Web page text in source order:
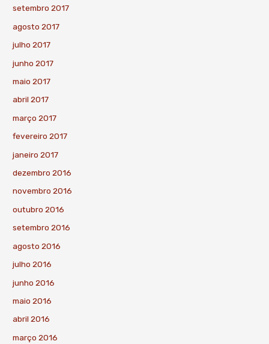
setembro 2017
agosto 2017
julho 2017
junho 2017
maio 2017
abril 2017
março 2017
fevereiro 2017
janeiro 2017
dezembro 2016
novembro 2016
outubro 2016
setembro 2016
agosto 2016
julho 2016
junho 2016
maio 2016
abril 2016
março 2016